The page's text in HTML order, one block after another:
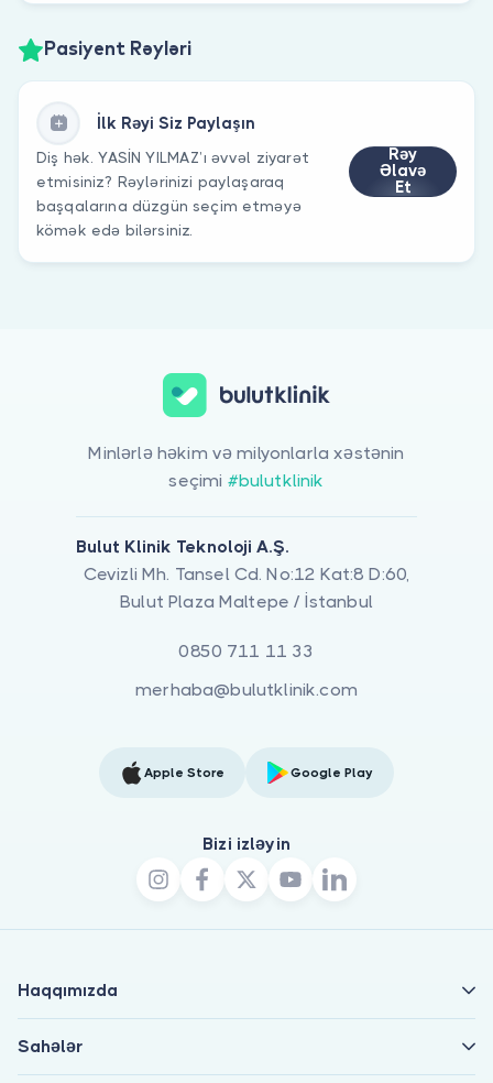
Pasiyent Rəyləri
İlk Rəyi Siz Paylaşın
Diş hək. YASİN YILMAZ’ı əvvəl ziyarət
etmisiniz? Rəylərinizi paylaşaraq
başqalarına düzgün seçim etməyə
kömək edə bilərsiniz.
Rəy
Əlavə
Et
Minlərlə həkim və milyonlarla xəstənin
seçimi #bulutklinik
Bulut Klinik Teknoloji A.Ş.
Cevizli Mh. Tansel Cd. No:12 Kat:8 D:60,
Bulut Plaza Maltepe / İstanbul
0850 711 11 33
merhaba@bulutklinik.com
Apple Store Google Play
Bizi izləyin
Haqqımızda
Sahələr